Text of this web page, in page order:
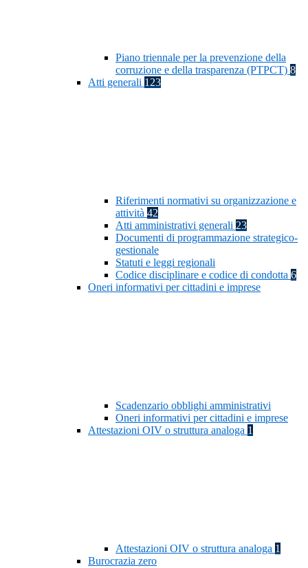
Piano triennale per la prevenzione della
corruzione e della trasparenza (PTPCT) 8
Atti generali 123
Riferimenti normativi su organizzazione e
attività 42
Atti amministrativi generali 23
Documenti di programmazione strategico-
gestionale
Statuti e leggi regionali
Codice disciplinare e codice di condotta 6
Oneri informativi per cittadini e imprese
Scadenzario obblighi amministrativi
Oneri informativi per cittadini e imprese
Attestazioni OIV o struttura analoga 1
Attestazioni OIV o struttura analoga 1
Burocrazia zero